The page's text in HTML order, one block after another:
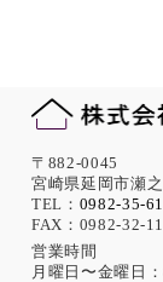
〒882-0045
宮崎県延岡市瀬
TEL： 0982-35-
FAX：0982-32-
営業時間
月曜日〜金曜日